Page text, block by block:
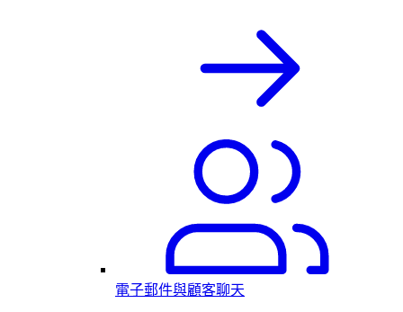
電子郵件與顧客聊天